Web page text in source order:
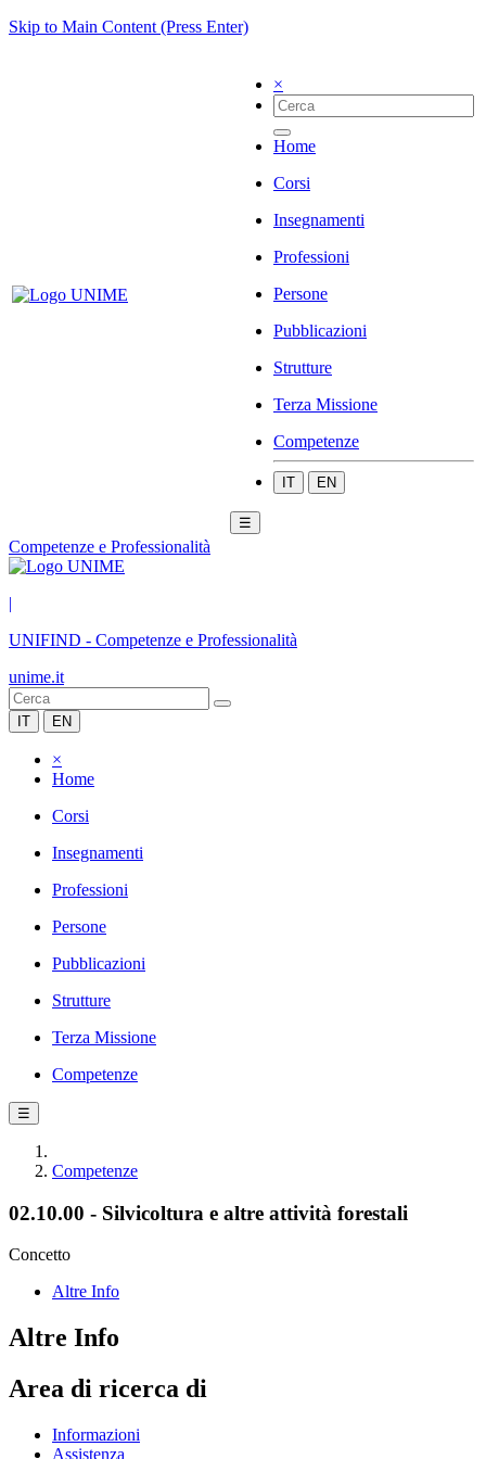
Skip to Main Content (Press Enter)
×
Home
Corsi
Insegnamenti
Professioni
Persone
Pubblicazioni
Strutture
Terza Missione
Competenze
IT EN
☰
Competenze e Professionalità
|
UNIFIND - Competenze e Professionalità
unime.it
IT EN
×
Home
Corsi
Insegnamenti
Professioni
Persone
Pubblicazioni
Strutture
Terza Missione
Competenze
☰
Competenze
02.10.00 - Silvicoltura e altre attività forestali
Concetto
Altre Info
Altre Info
Area di ricerca di
Informazioni
Assistenza